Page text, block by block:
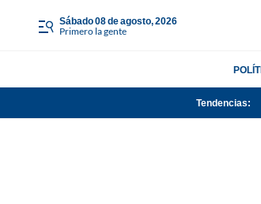
sábado 08 de agosto, 2026
Primero la gente
Tendencias: